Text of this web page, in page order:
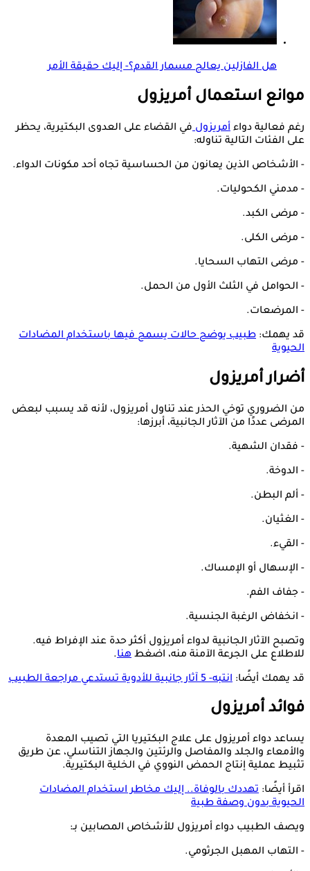
هل الفازلين يعالج مسمار القدم؟- إليك حقيقة الأمر
موانع استعمال أمريزول
رغم فعالية دواء أمريزولفي القضاء على العدوى البكتيرية، يحظر
على الفئات التالية تناوله:
- الأشخاص الذين يعانون من الحساسية تجاه أحد مكونات الدواء.
- مدمني الكحوليات.
- مرضى الكبد.
- مرضى الكلى.
- مرضى التهاب السحايا.
- الحوامل في الثلث الأول من الحمل.
- المرضعات.
قد يهمك: طبيب يوضح حالات يسمح فيها باستخدام المضادات
الحيوية
أضرار أمريزول
من الضروري توخي الحذر عند تناول أمريزول، لأنه قد يسبب لبعض
المرضى عددًا من الآثار الجانبية، أبرزها:
- فقدان الشهية.
- الدوخة.
- ألم البطن.
- الغثيان.
- القيء.
- الإسهال أو الإمساك.
- جفاف الفم.
- انخفاض الرغبة الجنسية.
وتصبح الآثار الجانبية لدواء أمريزول أكثر حدة عند الإفراط فيه.
للاطلاع على الجرعة الآمنة منه، اضغط هنا.
قد يهمك أيضًا: انتبه- 5 آثار جانبية للأدوية تستدعي مراجعة الطبيب
فوائد أمريزول
يساعد دواء أمريزول على علاج البكتيريا التي تصيب المعدة
والأمعاء والجلد والمفاصل والرئتين والجهاز التناسلي، عن طريق
تثبيط عملية إنتاج الحمض النووي في الخلية البكتيرية.
اقرأ أيضًا: تهددك بالوفاة.. إليك مخاطر استخدام المضادات
الحيوية بدون وصفة طبية
ويصف الطبيب دواء أمريزول للأشخاص المصابين بـ:
- التهاب المهبل الجرثومي.